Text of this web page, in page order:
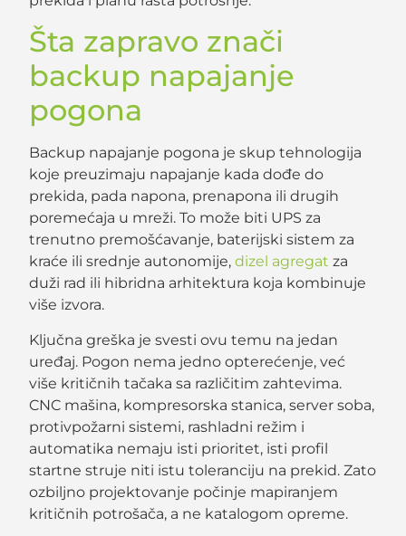
Šta zapravo znači
backup napajanje
pogona
Backup napajanje pogona je skup tehnologija
koje preuzimaju napajanje kada dođe do
prekida, pada napona, prenapona ili drugih
poremećaja u mreži. To može biti UPS za
trenutno premošćavanje, baterijski sistem za
kraće ili srednje autonomije,dizel agregat za
duži rad ili hibridna arhitektura koja kombinuje
više izvora.
Ključna greška je svesti ovu temu na jedan
uređaj. Pogon nema jedno opterećenje, već
više kritičnih tačaka sa različitim zahtevima.
CNC mašina, kompresorska stanica, server soba,
protivpožarni sistemi, rashladni režim i
automatika nemaju isti prioritet, isti profil
startne struje niti istu toleranciju na prekid. Zato
ozbiljno projektovanje počinje mapiranjem
kritičnih potrošača, a ne katalogom opreme.